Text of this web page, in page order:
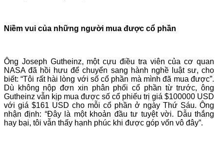
Niềm vui của những người mua được cổ phần
Ông Joseph Gutheinz, một cựu điều tra viên của cơ quan
NASA đã hồi hưu để chuyển sang hành nghề luật sư, cho
biết: “Tôi rất hài lòng với số cổ phần mà mình đã mua được”.
Dù không nộp đơn xin phân phối cổ phần từ trước, ông
Gutheinz vẫn kịp mua được số cổ phiếu trị giá $100000 USD
với giá $161 USD cho mỗi cổ phần ở ngày Thứ Sáu. Ông
nhận định: “Đây là một khoản đầu tư tuyệt vời. Dẫu thắng
hay bại, tôi vẫn thấy hạnh phúc khi được góp vốn vô đây”.